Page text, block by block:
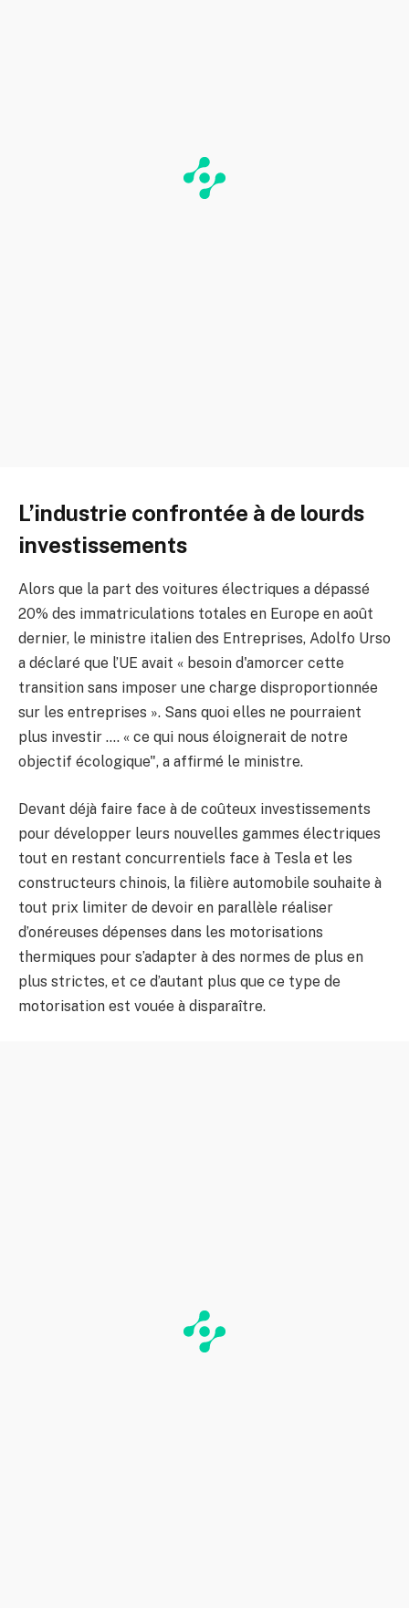
L’industrie confrontée à de lourds
investissements
Alors que la part des voitures électriques a dépassé
20% des immatriculations totales en Europe en août
dernier, le ministre italien des Entreprises, Adolfo Urso
a déclaré que l’UE avait « besoin d'amorcer cette
transition sans imposer une charge disproportionnée
sur les entreprises ». Sans quoi elles ne pourraient
plus investir …. « ce qui nous éloignerait de notre
objectif écologique", a affirmé le ministre.
Devant déjà faire face à de coûteux investissements
pour développer leurs nouvelles gammes électriques
tout en restant concurrentiels face à Tesla et les
constructeurs chinois, la filière automobile souhaite à
tout prix limiter de devoir en parallèle réaliser
d’onéreuses dépenses dans les motorisations
thermiques pour s’adapter à des normes de plus en
plus strictes, et ce d’autant plus que ce type de
motorisation est vouée à disparaître.